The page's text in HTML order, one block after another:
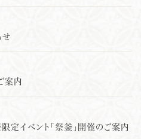
案内
イベント「祭釜」開催のご案内